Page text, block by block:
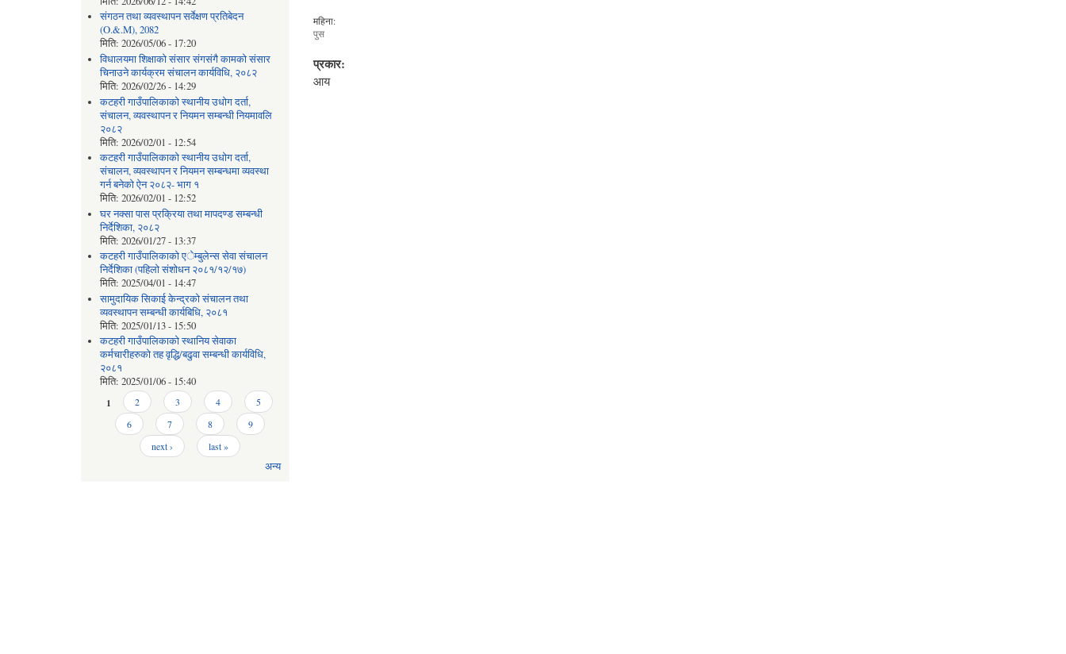
संगठन तथा व्यवस्थापन सर्वेक्षण प्रतिबेदन
(O.&.M), 2082
मिति: 2026/05/06 - 17:20
विधालयमा शिक्षाको संसार संगसंगै कामको संसार
चिनाउने कार्यक्रम संचालन कार्यविधि, २०८२
मिति: 2026/02/26 - 14:29
कटहरी गाउँपालिकाको स्थानीय उधोग दर्ता,
संचालन, व्यवस्थापन र नियमन सम्बन्धी नियमावलि
२०८२
मिति: 2026/02/01 - 12:54
कटहरी गाउँपालिकाको स्थानीय उधोग दर्ता,
संचालन, व्यवस्थापन र नियमन सम्बन्धमा व्यवस्था
गर्न बनेको ऐन २०८२- भाग १
मिति: 2026/02/01 - 12:52
घर नक्सा पास प्रक्रिया तथा मापदण्ड सम्बन्धी
निर्देशिका, २०८२
मिति: 2026/01/27 - 13:37
कटहरी गाउँपालिकाको एेम्बुलेन्स सेवा संचालन
निर्देशिका (पहिलो संशोधन २०८१/१२/१७)
मिति: 2025/04/01 - 14:47
सामुदायिक सिकाई केन्द्रको संचालन तथा
व्यवस्थापन सम्बन्धी कार्यबिधि, २०८१
मिति: 2025/01/13 - 15:50
कटहरी गाउँपालिकाको स्थानिय सेवाका
कर्मचारीहरुको तह वृद्धि/बढुवा सम्बन्धी कार्यविधि,
२०८१
मिति: 2025/01/06 - 15:40
Pages
1 2 3 4
5
6
7 8
9
next ›
last »
अन्य
महिना:
पुस
प्रकार:
आय